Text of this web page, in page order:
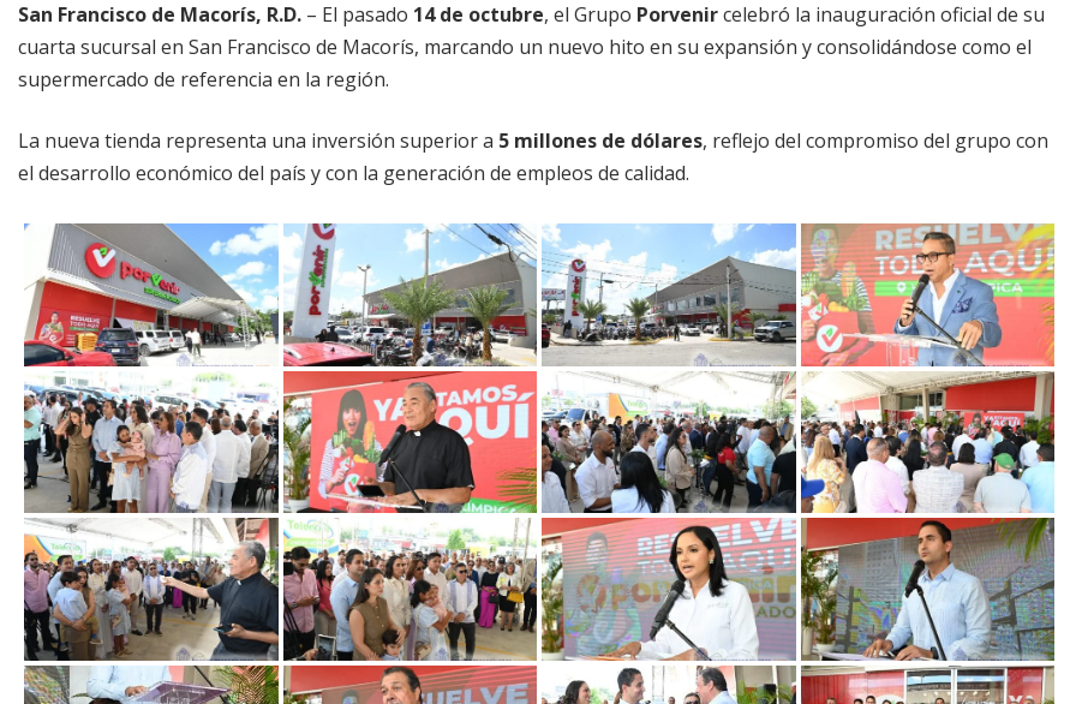
San Francisco de Macorís, R.D. – El pasado 14 de octubre, el Grupo Porvenircelebró la inauguración oficial de su
cuarta sucursal en San Francisco de Macorís, marcando un nuevo hito en su expansión y consolidándose como el
supermercado de referencia en la región.
La nueva tienda representa una inversión superior a 5 millones de dólares, reflejo del compromiso del grupo con
el desarrollo económico del país y con la generación de empleos de calidad.